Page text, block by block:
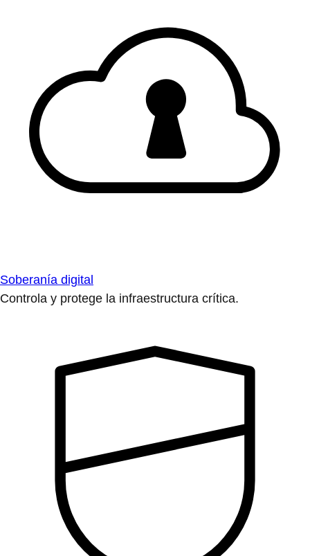
Soberanía digital
Controla y protege la infraestructura crítica.